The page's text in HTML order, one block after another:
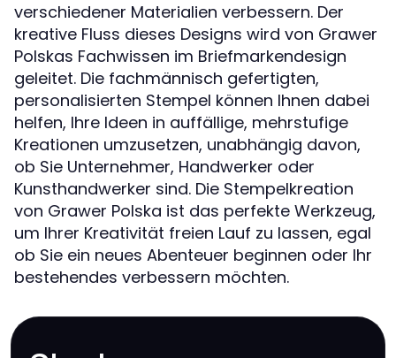
verschiedener Materialien verbessern. Der
kreative Fluss dieses Designs wird von Grawer
Polskas Fachwissen im Briefmarkendesign
geleitet. Die fachmännisch gefertigten,
personalisierten Stempel können Ihnen dabei
helfen, Ihre Ideen in auffällige, mehrstufige
Kreationen umzusetzen, unabhängig davon,
ob Sie Unternehmer, Handwerker oder
Kunsthandwerker sind. Die Stempelkreation
von Grawer Polska ist das perfekte Werkzeug,
um Ihrer Kreativität freien Lauf zu lassen, egal
ob Sie ein neues Abenteuer beginnen oder Ihr
bestehendes verbessern möchten.